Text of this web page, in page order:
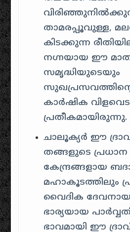
താമരപ്പൂവുള്ള,
കിടക്കുന്ന
നഗ്നയായ ഈ
സമൃദ്ധിയുടെയും
കാർഷിക
പ്രതീകമായിരുന്നു.
ചാലൂക്യർ ഈ
തങ്ങളുടെ
കേന്ദ്രങ്ങളായ
മഹാകൂടത്തിലും
വൈദിക ദേവനായ
ഭാര്യയായ
ഭാവമായി ഈ